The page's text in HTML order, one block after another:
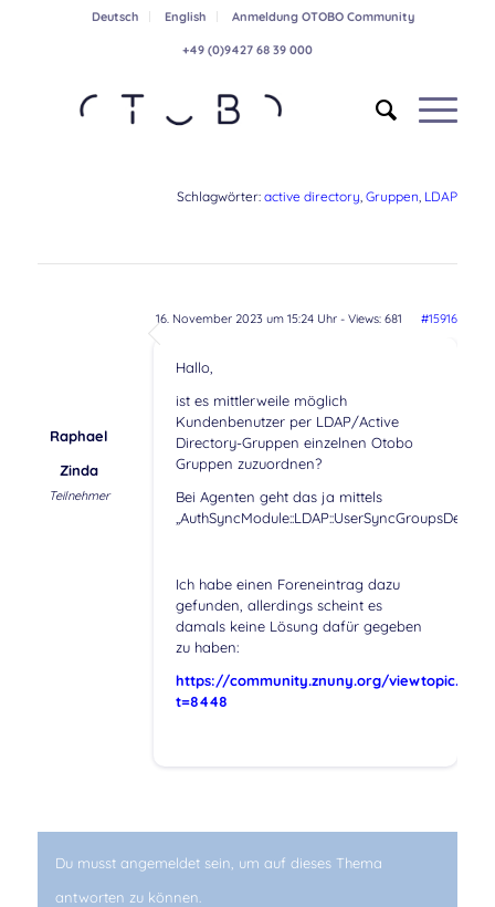
Deutsch English Anmeldung OTOBO Community
+49 (0)9427 68 39 000
Schlagwörter:active directory,Gruppen, LDAP
16. November 2023 um 15:24 Uhr- Views: 681 #15916
Raphael
Zinda
Teilnehmer
Hallo,
ist es mittlerweile möglich
Kundenbenutzer per LDAP/Active
Directory-Gruppen einzelnen Otobo
Gruppen zuzuordnen?
Bei Agenten geht das ja mittels
Ich habe einen Foreneintrag dazu
gefunden, allerdings scheint es
damals keine Lösung dafür gegeben
zu haben:
https://community.znuny.org/viewtopic.php?
t=8448
Du musst angemeldet sein, um auf dieses Thema
antworten zu können.